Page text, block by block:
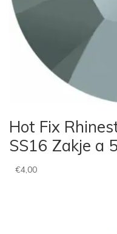
Hot Fix
SS16 Zakje a
€4,00